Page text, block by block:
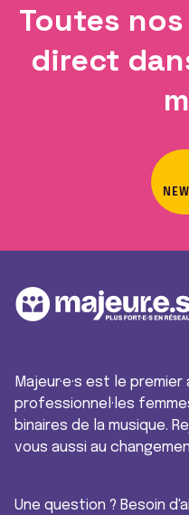
Toutes
direct
Majeur·e·s est le
professionnel·les
binaires de la musique.
vous aussi au
Une question ? Besoin